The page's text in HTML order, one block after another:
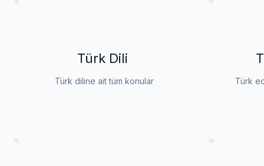
Türk Dili
Türk diline ait tüm konular Türk